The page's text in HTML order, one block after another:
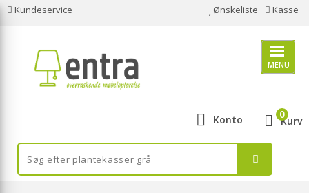
Kundeservice Ønskeliste Kasse
MENU
Konto Kurv
0